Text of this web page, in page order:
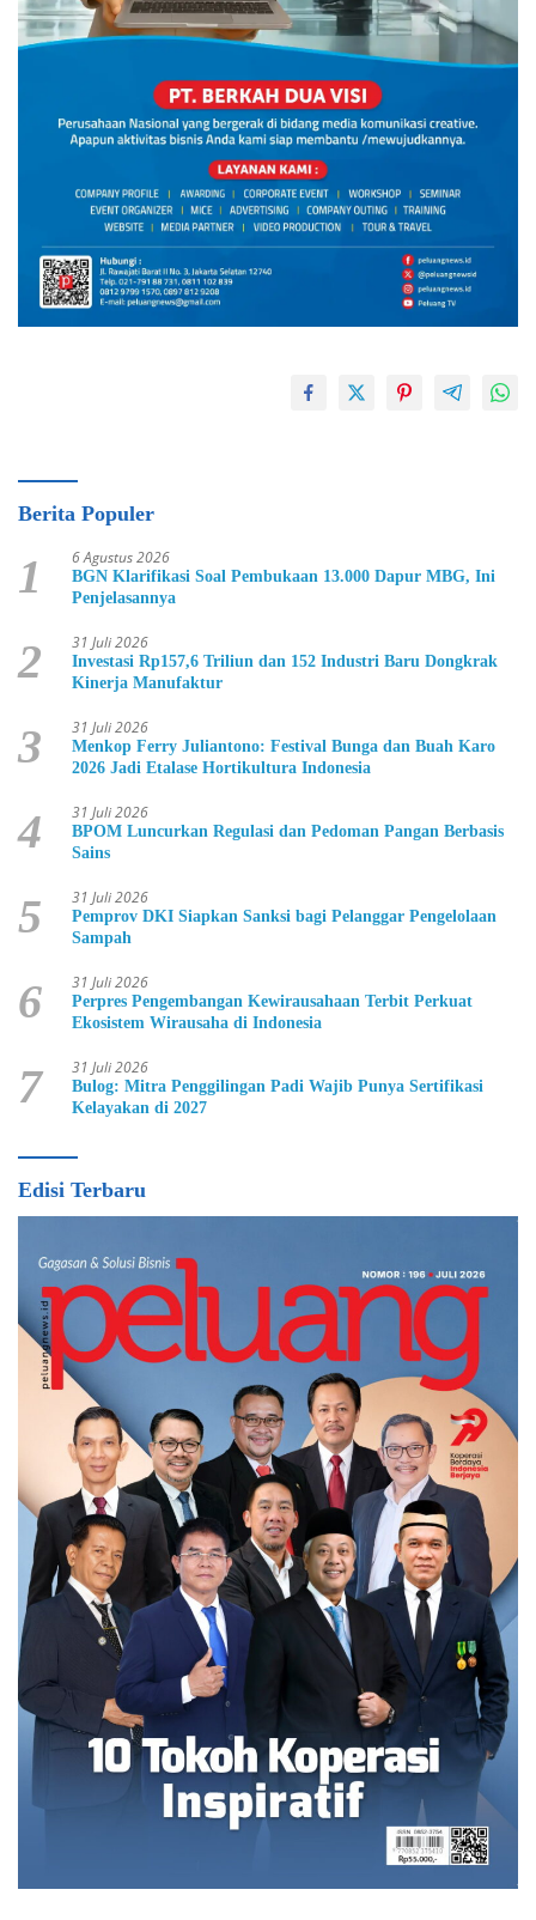
Berita Populer
1 6 Agustus 2026
BGN Klarifikasi Soal Pembukaan 13.000 Dapur MBG, Ini
Penjelasannya
2 31 Juli 2026
Investasi Rp157,6 Triliun dan 152 Industri Baru Dongkrak
Kinerja Manufaktur
3 31 Juli 2026
Menkop Ferry Juliantono: Festival Bunga dan Buah Karo
2026 Jadi Etalase Hortikultura Indonesia
4 31 Juli 2026
BPOM Luncurkan Regulasi dan Pedoman Pangan Berbasis
Sains
5 31 Juli 2026
Pemprov DKI Siapkan Sanksi bagi Pelanggar Pengelolaan
Sampah
6 31 Juli 2026
Perpres Pengembangan Kewirausahaan Terbit Perkuat
Ekosistem Wirausaha di Indonesia
7 31 Juli 2026
Bulog: Mitra Penggilingan Padi Wajib Punya Sertifikasi
Kelayakan di 2027
Edisi Terbaru